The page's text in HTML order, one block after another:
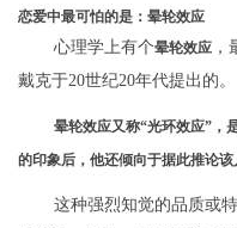
恋爱中最可怕的是：晕轮效应
心理学上有个晕轮效应
戴克于20世纪20年代提出的。
晕轮效应又称“光环效应”，
的印象后，他还倾向于据此推论该
这种强烈知觉的品质或